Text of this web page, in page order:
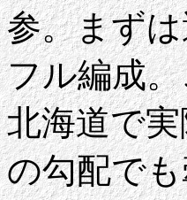
参。まず
フル編成
北海道で
の勾配で